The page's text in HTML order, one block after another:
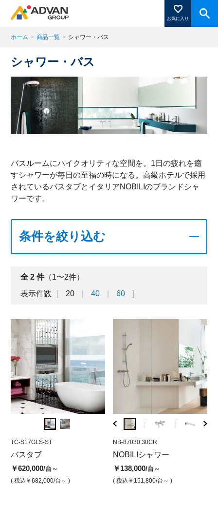
お気に入り
商品ページにある「お気に入り登録」を押すと登録した
閉じる
ホーム > 商品一覧 > シャワー・バス
シャワー・バス
バスルームにハイクオリティな空間を。1日の疲れを癒
すシャワーが毎日の至福の時になる。高級ホテルで採用
されているバスタブとイタリアNOBILIのブランドシャ
ワーです。
条件を絞り込む
全2 件（1〜2件）
表示件数
20 40 60
TC-S17GLS-ST
バスタブ
￥620,000/台～
( 税込￥682,000/台～ )
TC-S17GLS-ST
カンドーレバス グロス
（光沢）タイプ
￥620,000/台
NB00030CR
リキッド サーモ式シャワ
ー用湯水混合栓
￥128,000/台
NB-87030.30CR
NOBILIシャワー
￥138,000/台～
( 税込￥151,800/台～ )